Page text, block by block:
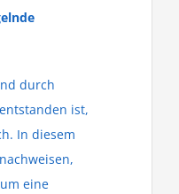
durch
ist,
In diesem
eine